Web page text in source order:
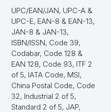
UPC/EAN/JAN, UPC-A &
UPC-E, EAN-8 & EAN-13,
JAN-8 & JAN-13,
ISBN/ISSN, Code 39,
Codabar, Code 128 &
EAN 128, Code 93, ITF 2
of 5, IATA Code, MSI,
China Postal Code, Code
32, Industrial 2 of 5,
Standard 2 of 5, JAP,